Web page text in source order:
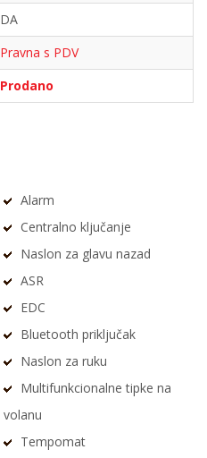
DA
Pravna s PDV
Prodano
Alarm
Centralno ključanje
Naslon za glavu nazad
ASR
EDC
Bluetooth priključak
Naslon za ruku
Multifunkcionalne tipke na
volanu
Tempomat